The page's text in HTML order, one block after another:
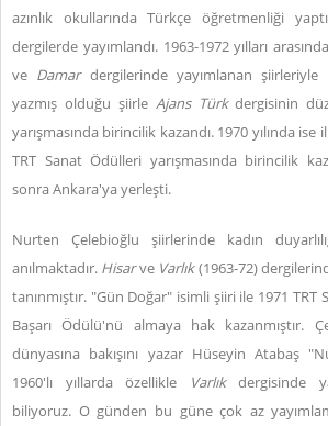
azınlık okullarında Türkçe öğretmenliği
dergilerde yayımlandı. 1963-1972 yılları arasında
ve Damardergilerinde yayımlanan şiirleriyle
yazmış olduğu şiirle Ajans Türkdergisinin
yarışmasında birincilik kazandı. 1970 yılında ise
TRT Sanat Ödülleri yarışmasında birincilik
sonra Ankara'ya yerleşti.
Nurten Çelebioğlu şiirlerinde kadın
anılmaktadır. Hisarve Varlık(1963-72)
tanınmıştır. "Gün Doğar" isimli şiiri ile 1971 TRT
Başarı Ödülü'nü almaya hak kazanmıştır.
dünyasına bakışını yazar Hüseyin Atabaş
1960'lı yıllarda özellikle
Varlıkdergisinde
biliyoruz. O günden bu güne çok az